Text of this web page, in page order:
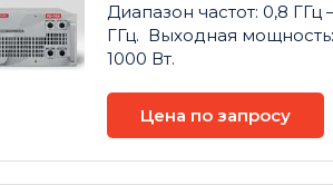
Диапазон частот: 0,8 ГГц
ГГц. Выходная мощность:
1000 Вт.
Цена по запросу